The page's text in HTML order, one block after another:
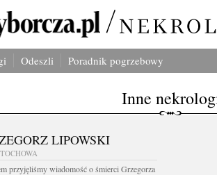
Odeszli Poradnik pogrzebowy
Inne
LIPOWSKI
przyjęliśmy wiadomość o śmierci Grzegorza